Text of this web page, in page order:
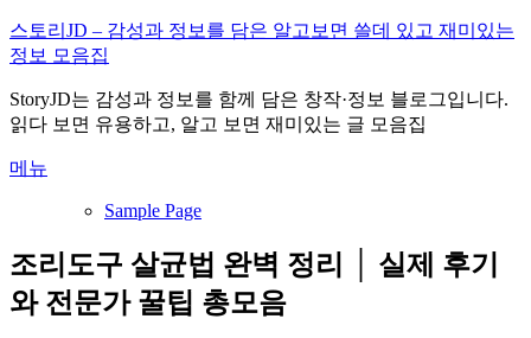
내
용
로
바
가
스토리JD – 감성과 정보를 담은 알고보면 쓸데 있고 재미있는
정보 모음집
StoryJD는 감성과 정보를 함께 담은 창작·정보 블로그입니다.
읽다 보면 유용하고, 알고 보면 재미있는 글 모음집
메뉴
Sample Page
조리도구 살균법 완벽 정리 │ 실제 후기
와 전문가 꿀팁 총모음